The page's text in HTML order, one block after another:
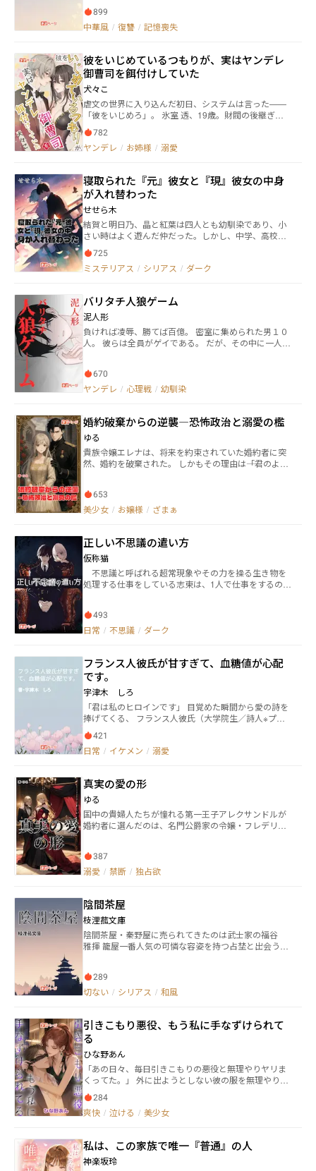
されてしまう。 目の前で母を惨殺され、終生幽閉とな
った蘭花は、世を儚んで毒杯をあおった。 死んだはず
の大切な人たち――母、侍女、太監が笑顔で生活してい
た。 これは、唯一神である金武様の采配によるものな
のだろうか？ 若干十五歳で死んだはずの蘭花は、死ぬ
三年前――十二歳の頃に逆行していた。 一度は失った幸せ
な日常を取り戻した蘭花だったが、このままでは、い
ずれ同じ未来が訪れてしまう。 どうにか打開策を考え
なければと思った蘭花は、幼馴染であり、想い人であ
る明杰（ミンジェ）を頼ることにする。 己の欲望のた
めに、蘭花の大切な人達の命を奪った黒幕。 必ず表舞
りし時。 蘭花の隣にいるのは誰なのだろう。 初恋の人
であり兄弟子である『明杰（ミンジェ）』か。 幼馴染
であり兄として慕っている『慶虎（ジンフー）』か。
それとも、 敵側の人間である憎むべき相手の『軒虎
（シェンフー）』か……。 恋もして、復讐も遂げて、
今度こそ幸せになってみせる！ 白蘭花の戦いが始ま
る！
899
中華風 / 復讐 / 記憶喪失
彼をいじめているつもりが、実はヤンデレ
御曹司を餌付けしていた
犬々こ
虐文の世界に入り込んだ初日、システムは言った——
「彼をいじめろ」。 氷室 透、19歳。財閥の後継ぎ
で、従順でおとなしい少年。 彼女に“虐げられた”の
は、まるまる一年。 彼女は彼に朝五時に起きて庭の掃
除をさせ—— そのくせ、こっそりハンドクリームを買
ジションの脇役だと思っていた彼女。 だが少年は、と
っくにすべてを見抜いていた。 あの雨の夜、彼が震え
ながら隅でうずくまっていた時、 彼女はつい心が揺ら
ぎ、抱きしめてしまった。 彼は肩に寄りかかり、低く
囁く。 「お姉さんはいつもそう……本当は僕のことを
気にしてるのに、嫌ってるふりをする。」 三日後、彼
女は海辺の別荘へ連れて行かれた。 「お姉さん、もう
みた独占欲だけが残っていた。 「僕を恨んでも、罵っ
てください。」
782
ヤンデレ / お姉様 / 溺愛
寝取られた『元』彼女と『現』彼女の中身
が入れ替わった
せせら木
結賀と明日乃、晶と紅葉は四人とも幼馴染であり、小
さい時はよく遊んだ仲だった。しかし、中学、高校と
年齢が上がるにつれ、四人の間でも恋心が芽生え始め
る。 中学二年の春に結賀と紅葉が付き合い始め、四人
の仲は激変。明日乃は結賀と紅葉に対して気を使い、
ら、四人は結賀と紅葉を除いてバラバラになってしま
う。 そんなある日、未だ恋心の諦めきれていない紅葉
が、結賀の家のポストに恋文を入れ続けていたのがバ
レて……
725
ミステリアス / シリアス / ダーク
バリタチ人狼ゲーム
泥人形
負ければ凌辱、勝てば百億。 密室に集められた男１０
人。 彼らは全員がゲイである。 だが、その中に一人だ
戦いが今、始まる……！ ※直接的な性行為の描写はあ
りませんが、物語の進行上 アーッなことがあったと推
ようお願い申し上げます_(._.)_ 表紙イラスト：Picrew
寝る子は育つメーカー（鯖缶22様） ※すでにシナリオ
は、最後まで完成（プロット）させてあります。 筆者
が死んだりしない限りエターなる心配はないのでご安
心くださいませ。 ３０万文字を予定しておりますが、
字程度書くかもしれません。 長いお付き合いになると
思いますので、あらすじ、下記の注意事項を読んだ上
で本編をお読みください。 ※本作品は、男性同士の同
いますが、ヒントは一応筆者プロフィールページに書
いてあります。 ※本作品は、暴力的、インモラルな表
現を含みます。よい子も悪い子も、現実でデスゲーム
など絶対に開催しないように！ ※本作品は、『デスゲ
ーム』という舞台設定上、死んだり可哀そうな目にあ
まれますが、本格推理小説と比べるとガバガバです。
ご了承ください。 稚作を少しでも楽しんでいただけた
なら幸いです。
670
ヤンデレ / 心理戦 / 幼馴染
婚約破棄からの逆襲―恐怖政治と溺愛の檻
ゆる
貴族令嬢エレナは、将来を約束されていた婚約者に突
然、婚約を破棄された。 しかもその理由は――「君のよう
それを静かに見ていたのは、この国の絶対的な支配
者、恐怖政治で知られる若き皇帝アレクサンドルだっ
座に重罰。 エレナに心無い言葉を投げた者たちは、
次々と投獄。 そしてエレナは、“逃げられないほど快適
な軟禁生活”へと突入する。 「君だけは、私に恐れを抱
かない。だから欲しくてたまらない」 ――狂気と優しさが
交錯する日々の中で、冷酷な独裁者の心に、わずかな
する皇帝に“なぜか溺愛”されてしまった、 一人の令嬢
の波乱と愛の物語。
653
美少女 / お嬢様 / ざまぁ
正しい不思議の遣い方
仮称猫
不思議と呼ばれる超常現象やその力を操る生き物を
処理する仕事をしている志東は、1人で仕事をするのに
くさんの人を殺してしまった少女で、それだけに強さ
は折り紙つきである。 しかし、利用出来ればよかった
東と、血にまみれた過去を持つ少女の、お仕事とその
日常のお話。 終わった世界で、終われないものと、
終わらないものと。命が紡ぐ。いつか終わりゆく為
の、少しづつ、真実に、辿り着くための、その過程。
終わりが決まっている二人は、終わりから目を背け
ているけれど。 けれど、少しずつ、終わりは追いつい
てきて。 けれど、少しづつ、真実から目を背けること
が出来なくなって。 仕事の中で色々な人と出会っ
て、色々な景色を見て、色々な思いに触れて。 幸せ
493
日常 / 不思議 / ダーク
フランス人彼氏が甘すぎて、血糖値が心配
です。
宇津木 しろ
「君は私のヒロインです」 目覚めた瞬間から愛の詩を
捧げてくる、 フランス人彼氏（大学院生／詩人※プ
ロ）。 出会ったときはクールかと思ったのに、 付き合
ってみたら溺愛スイッチ全開！ デートのたびに「美し
い」と言われ、 ついには「私の写真専用」フォルダが
421
日常 / イケメン / 溺愛
真実の愛の形
ゆる
国中の貴婦人たちが憧れる第一王子アレクサンドルが
婚約者に選んだのは、名門公爵家の令嬢・フレデリ
密”が隠されていた。 麗しき婚約者フレデリカは、静か
に微笑む冷酷な支配者。 完璧な王子アレクサンドル
辱。 愛という名のもとに交わされる、倒錯と耽美の主
従劇。 さらに、兄に恋焦がれる第二王子フェリックス
の嫉妬が、王宮を狂気へと導いていく。 “支配したい
女”と“支配されたい男”。 そして、誰もが見て見ぬふり
をする、“真実の愛の形”とは――
387
溺愛 / 禁断 / 独占欲
陰間茶屋
枝浬菰文庫
陰間茶屋・秦野屋に売られてきたのは武士家の福谷
雅揮 籠屋一番人気の可憐な容姿を持つ占埜と出会う、
に繋がれた未来…。 時は江戸、男たちが群がる男の極
楽に果たして希望はあるのか…。
289
切ない / シリアス / 和風
引きこもり悪役、もう私に手なずけられて
る
ひな野あん
「あの日々、毎日引きこもりの悪役と無理やりヤリま
くってた。」 外に出ようとしない彼の服を無理やり剥
いだ。 「今日は太陽がデカいね。そういえば“デカ
い”って言うと、あなたのアレもデカいね……？」 浴室
で一人傷ついた表情を浮かべる彼に、私が突入した。
だ。 「ご飯食べないと腹筋減るよ。そういえば“筋
肉”って言うと、触らせて……（ニヤリ）」 ところがあ
284
爽快 / 泣ける / 美少女
私は、この家族で唯一『普通』の人
神楽坂玲